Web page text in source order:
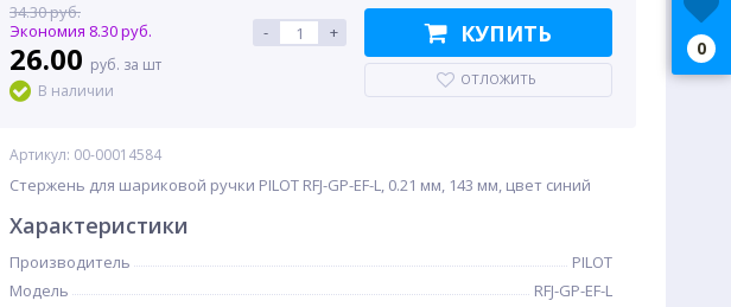
34.30 руб.
Экономия 8.30 руб.
26.00 руб. за шт
В наличии
- + КУПИТЬ
ОТЛОЖИТЬ
Артикул: 00-00014584
Стержень для шариковой ручки PILOT RFJ-GP-EF-L, 0.21 мм, 143 мм, цвет синий
Характеристики
Производитель
PILOT
Модель
RFJ-GP-EF-L
0